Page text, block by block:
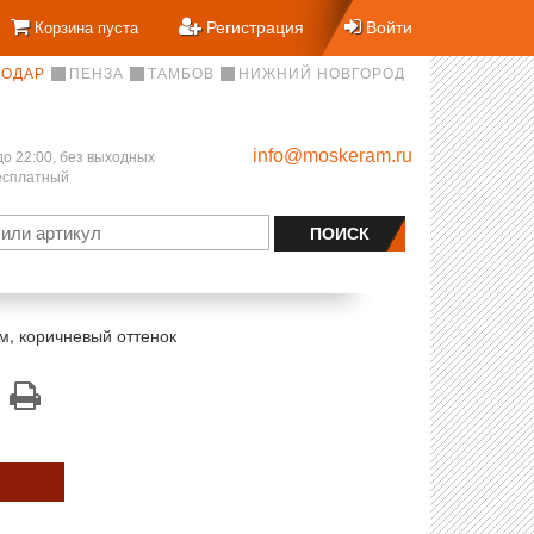
Корзина пуста Регистрация Войти
ПЕНЗА ТАМБОВ НИЖНИЙ НОВГОРОД
22:00, без выходных
info@moskeram.ru
коричневый оттенок